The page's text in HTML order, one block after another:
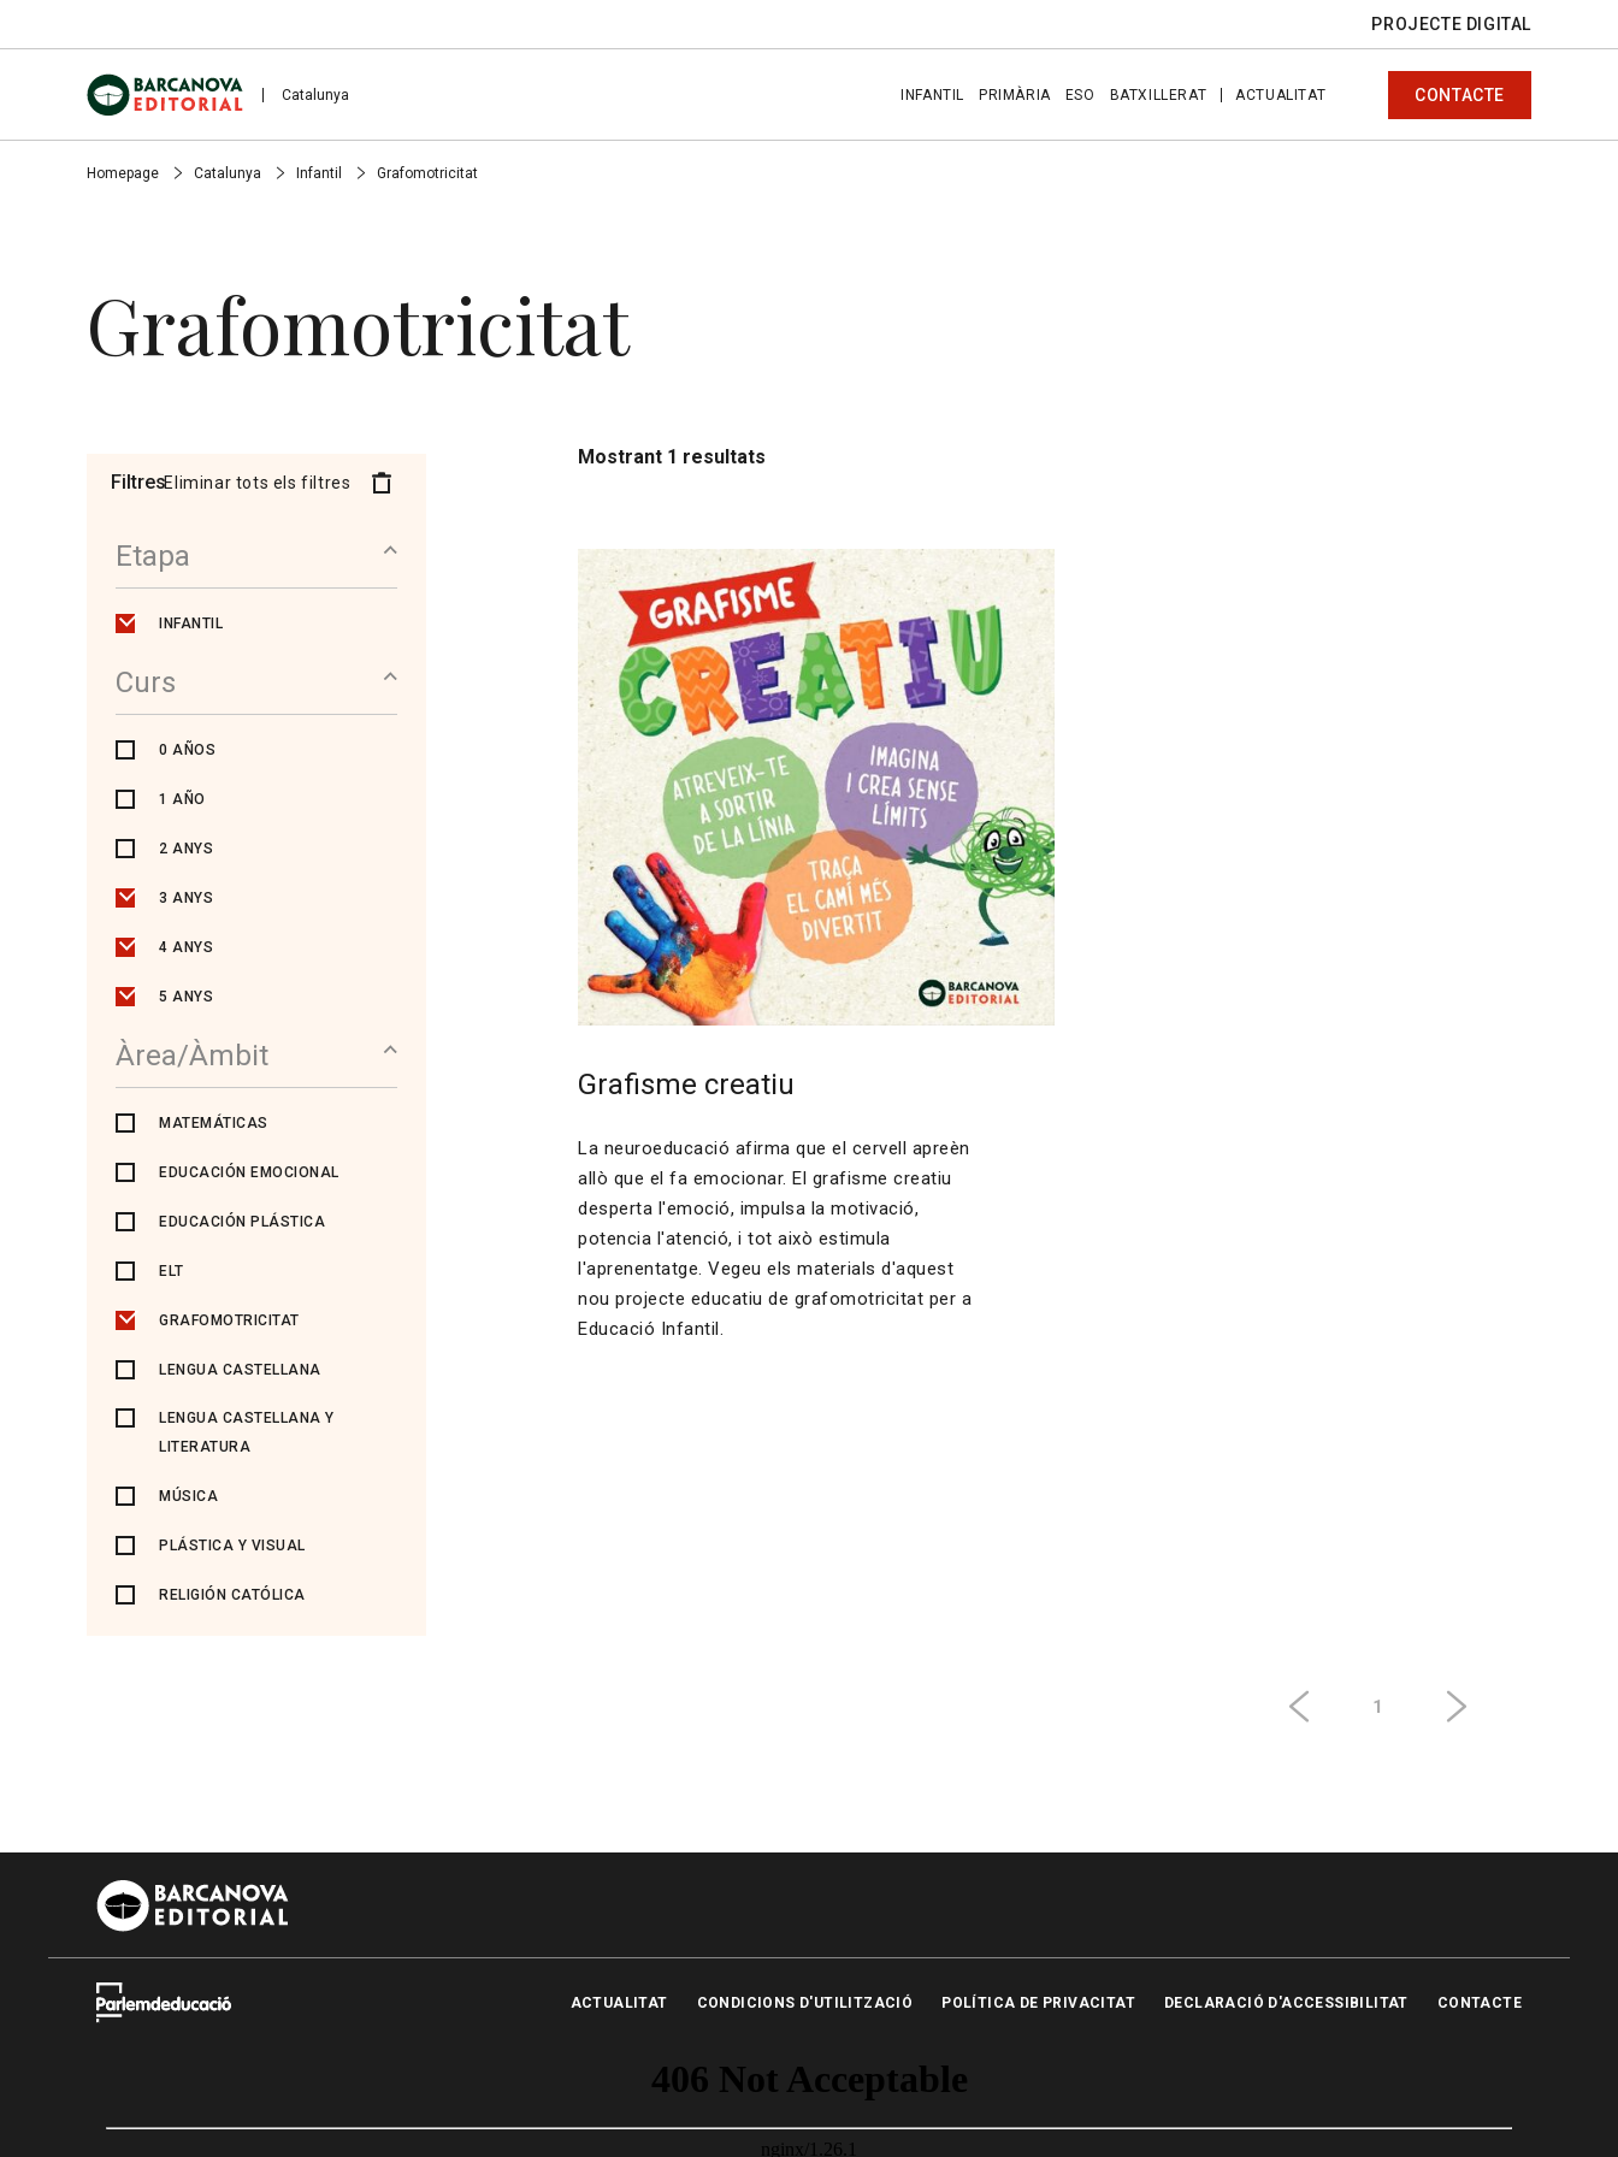
PROJECTE DIGITAL
Catalunya INFANTIL PRIMÀRIA ESO BATXILLERAT ACTUALITAT CONTACTE
Homepage Catalunya Infantil Grafomotricitat
Grafomotricitat
Filtres
Etapa
INFANTIL
Curs
0 AÑOS
1 AÑO
2 ANYS
3 ANYS
4 ANYS
5 ANYS
Àrea/Àmbit
MATEMÁTICAS
EDUCACIÓN EMOCIONAL
EDUCACIÓN PLÁSTICA
ELT
GRAFOMOTRICITAT
LENGUA CASTELLANA
LENGUA CASTELLANA Y
LITERATURA
MÚSICA
PLÁSTICA Y VISUAL
RELIGIÓN CATÓLICA
Eliminar tots els filtres
Mostrant 1 resultats
Grafisme creatiu
La neuroeducació afirma que el cervell apreèn
allò que el fa emocionar. El grafisme creatiu
desperta l'emoció, impulsa la motivació,
potencia l'atenció, i tot això estimula
l'aprenentatge. Vegeu els materials d'aquest
nou projecte educatiu de grafomotricitat per a
Educació Infantil.
1
ACTUALITAT CONDICIONS D'UTILITZACIÓ POLÍTICA DE PRIVACITAT DECLARACIÓ D'ACCESSIBILITAT CONTACTE